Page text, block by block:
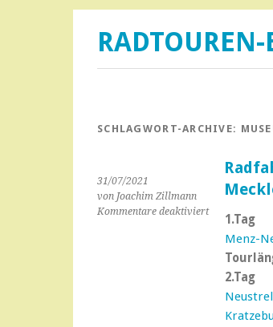
SCHLAGWORT-ARCHIVE:
31/07/2021
von Joachim Zillmann
Kommentare deaktiviertfür
Radfahren,
Neustrelitz
1.Tag
Menz-
2.Tag